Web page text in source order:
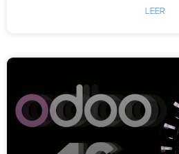
LEER